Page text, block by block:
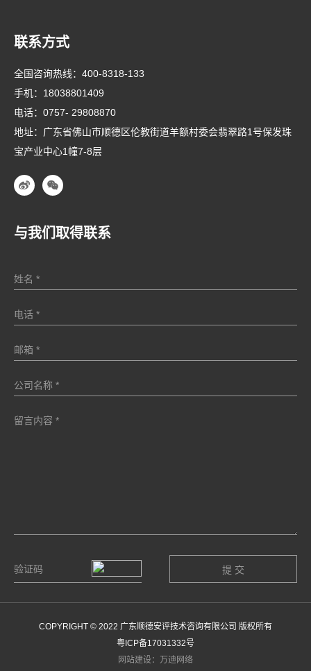
联系方式
全国咨询热线： 400-8318-133
手机： 18038801409
电话： 0757- 29808870
地址：广东省佛山市顺德区伦教街道羊额村委会翡翠路1号保发珠
宝产业中心1幢7-8层
与我们取得联系
COPYRIGHT © 2022 广东顺德安评技术咨询有限公司 版权所有
粤ICP备17031332号
网站建设：万迪网络